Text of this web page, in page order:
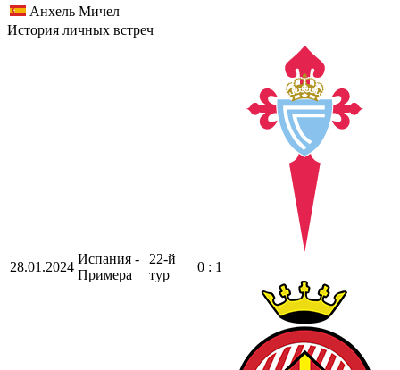
Анхель Мичел
История личных встреч
28.01.2024
Испания -
Примера
22-й
тур
0 : 1